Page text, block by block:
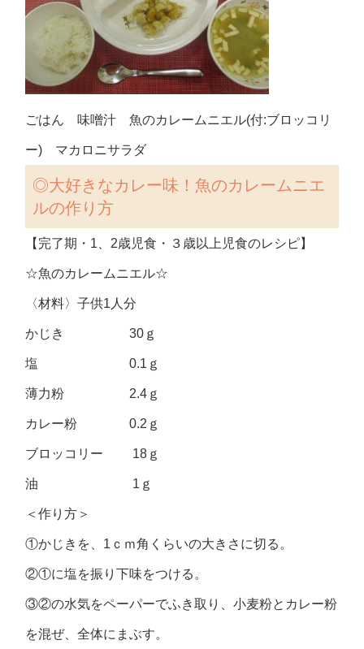
ごはん 味噌汁 魚のカレームニエル(付:ブロッコリ
ー) マカロニサラダ
◎大好きなカレー味！魚のカレームニエ
ルの作り方
【完了期・1、2歳児食・３歳以上児食のレシピ】
☆魚のカレームニエル☆
〈材料〉子供1人分
かじき 30ｇ
塩 0.1ｇ
薄力粉 2.4ｇ
カレー粉 0.2ｇ
ブロッコリー 18ｇ
油 1ｇ
＜作り方＞
①かじきを、1ｃｍ角くらいの大きさに切る。
②①に塩を振り下味をつける。
③②の水気をペーパーでふき取り、小麦粉とカレー粉
を混ぜ、全体にまぶす。